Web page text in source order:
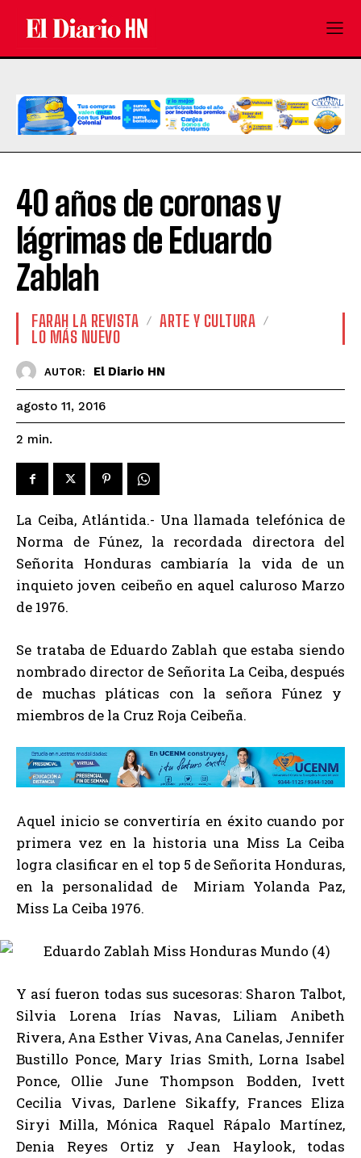
40 años de coronas y
lágrimas de Eduardo
Zablah
FARAH LA REVISTA
ARTE Y CULTURA
LO MÁS NUEVO
AUTOR: El Diario HN
agosto 11, 2016
2 min.
La Ceiba, Atlántida.- Una llamada telefónica de
Norma de Fúnez, la recordada directora del
Señorita Honduras cambiaría la vida de un
inquieto joven ceibeño en aquel caluroso Marzo
de 1976.
Se trataba de Eduardo Zablah que estaba siendo
nombrado director de Señorita La Ceiba, después
de muchas pláticas con la señora Fúnez y
miembros de la Cruz Roja Ceibeña.
Aquel inicio se convertiría en éxito cuando por
primera vez en la historia una Miss La Ceiba
logra clasificar en el top 5 de Señorita Honduras,
en la personalidad de Miriam Yolanda Paz,
Miss La Ceiba 1976.
Y así fueron todas sus sucesoras: Sharon Talbot,
Silvia Lorena Irías Navas, Liliam Anibeth
Rivera, Ana Esther Vivas, Ana Canelas, Jennifer
Bustillo Ponce, Mary Irias Smith, Lorna Isabel
Ponce, Ollie June Thompson Bodden, Ivett
Cecilia Vivas, Darlene Sikaffy, Frances Eliza
Siryi Milla, Mónica Raquel Rápalo Martínez,
Denia Reyes Ortiz y Jean Haylook, todas